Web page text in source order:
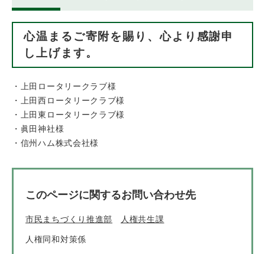
心温まるご寄附を賜り、心より感謝申
し上げます。
・上田ロータリークラブ様
・上田西ロータリークラブ様
・上田東ロータリークラブ様
・眞田神社様
・信州ハム株式会社様
このページに関するお問い合わせ先
市民まちづくり推進部 人権共生課
人権同和対策係